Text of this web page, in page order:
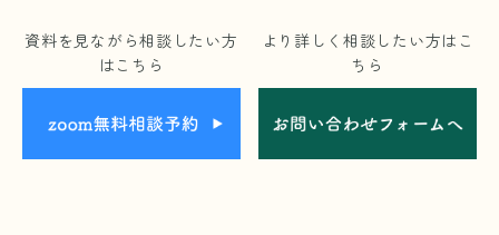
資料を見ながら相談したい方
はこちら
より詳しく相談したい方はこ
ちら